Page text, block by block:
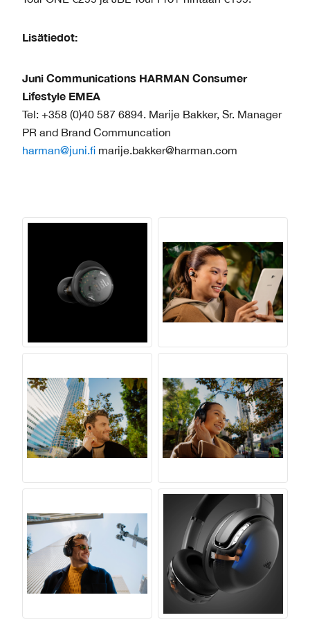
Lisätiedot:
Juni Communications HARMAN Consumer
Lifestyle EMEA
Tel: +358 (0)40 587 6894. Marije Bakker, Sr. Manager
PR and Brand Communcation
harman@juni.fi marije.bakker@harman.com